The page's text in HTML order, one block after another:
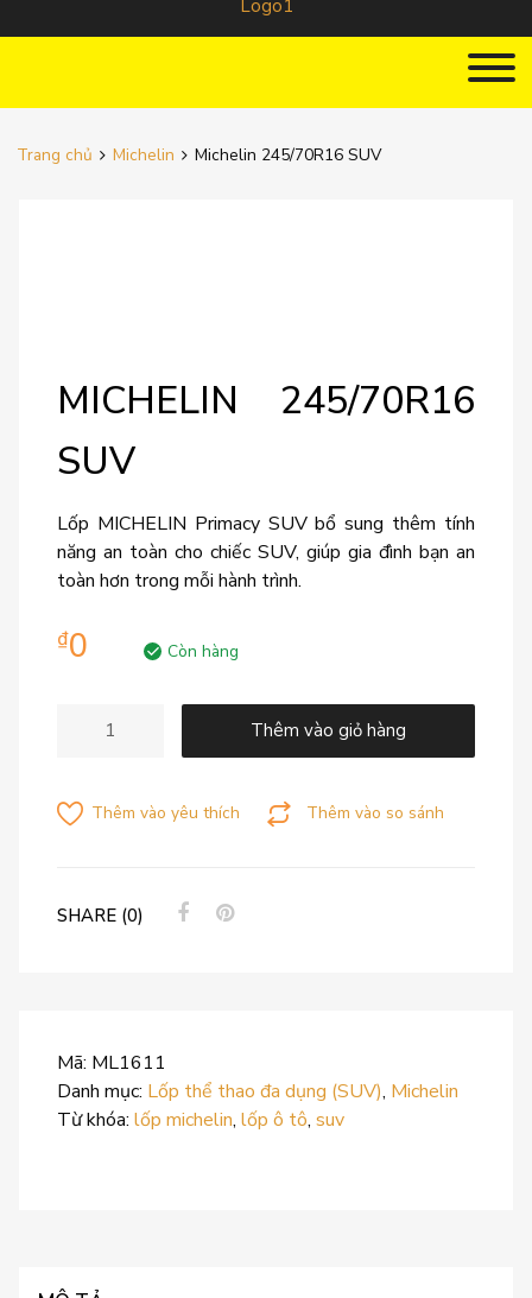
Trang chủ Michelin Michelin 245/70R16 SUV
MICHELIN 245/70R16
SUV
Lốp MICHELIN Primacy SUV bổ sung thêm tính
năng an toàn cho chiếc SUV, giúp gia đình bạn an
toàn hơn trong mỗi hành trình.
₫0 Còn hàng
Thêm vào giỏ hàng
Thêm vào so sánh
Thêm vào yêu thích
SHARE (0)
Mã: ML1611
Danh mục: Lốp thể thao đa dụng (SUV), Michelin
Từ khóa: lốp michelin, lốp ô tô, suv